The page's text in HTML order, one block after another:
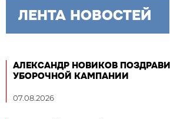
ЛЕНТА НОВОСТЕЙ
АЛЕКСАНДР НОВИКОВ
УБОРОЧНОЙ КАМПАНИИ
07.08.2026